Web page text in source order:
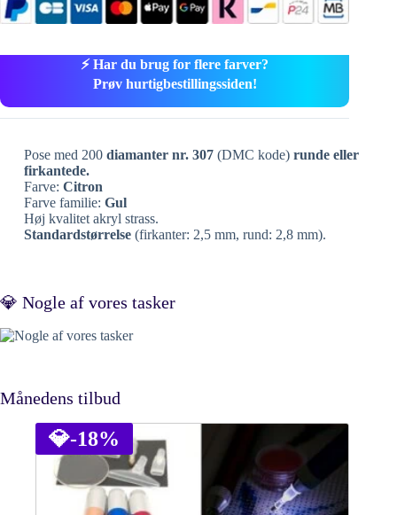
⚡ Har du brug for flere farver?
Prøv hurtigbestillingssiden!
Pose med 200 diamanter nr. 307(DMC kode) runde eller
firkantede.
Farve: Citron
Farve familie: Gul
Høj kvalitet akryl strass.
Standardstørrelse(firkanter: 2,5 mm, rund: 2,8 mm).
💎 Nogle af vores tasker
Månedens tilbud
💎-18%